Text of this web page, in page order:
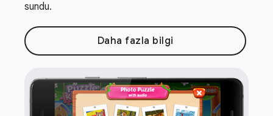
sundu.
Daha fazla bilgi